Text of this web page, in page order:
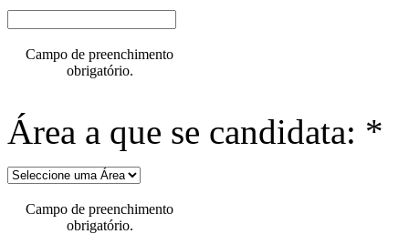
Campo de preenchimento
obrigatório.
Área a que se candidata: *
Campo de preenchimento
obrigatório.